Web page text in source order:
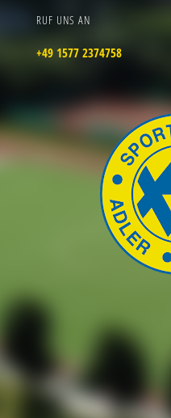
RUF UNS AN
+49 1577 2374758